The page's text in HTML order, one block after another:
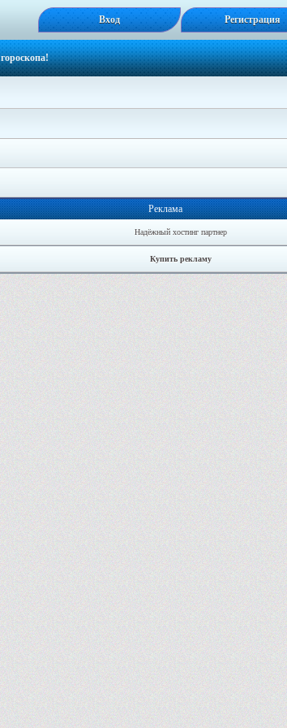
Вход Регистрация
Реклама
Надёжный хостинг партнер
Купить рекламу